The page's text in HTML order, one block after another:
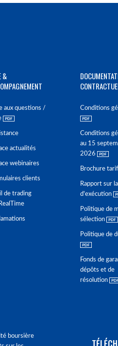
&
aux questions /
actualités
webinaires
clients
de trading
Conditions
Conditions
au 15
2026
Brochure
Rapport sur
d'exécution
Politique de
sélection
Politique de
Fonds de
dépôts et de
résolution
boursière